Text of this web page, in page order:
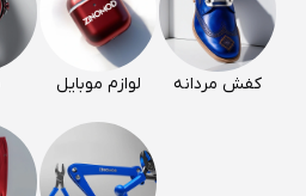
کفش مردانه لوازم موبایل